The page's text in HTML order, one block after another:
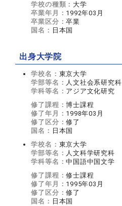
学校の種類： 大学
卒業年月： 1992年03月
卒業区分：卒業
国名： 日本国
出身大学院
学校名： 東京大学
学部等名： 人文社会系研究科
学科等名： アジア文化研究
修了課程：博士課程
修了年月： 1998年03月
修了区分：修了
国名： 日本国
学校名： 東京大学
学部等名： 人文科学研究科
学科等名：中国語中国文学
修了課程：修士課程
修了年月： 1995年03月
修了区分：修了
国名： 日本国